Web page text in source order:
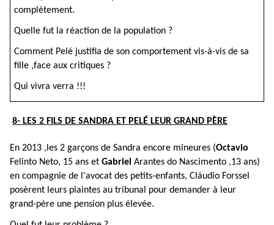
complètement.
Quelle fut la réaction de la population ?
Comment Pelé justifia de son comportement vis-à-vis de sa
fille ,face aux critiques ?
Qui vivra verra !!!
8- LES 2 FILS DE SANDRA ET PELÉ LEUR GRAND PÈRE
En 2013 ,les 2 garçons de Sandra encore mineures (Octavio
Felinto Neto, 15 ans et Gabriel Arantes do Nascimento ,13 ans)
en compagnie de l'avocat des petits-enfants, Cláudio Forssel
posèrent leurs plaintes au tribunal pour demander à leur
grand-père une pension plus élevée.